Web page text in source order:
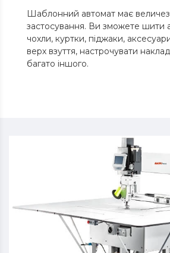
Шаблонний автомат має
застосування. Ви зможете шити
чохли, куртки, піджаки,
верх взуття, настрочувати
багато іншого.